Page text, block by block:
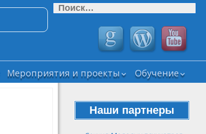
Найти:
Мероприятия и проекты
мероприятия СМУ
Текущие научные
проекты СМУ РОП
Обучение
РОП
Дайджесты
“Новости
психиатрии и
Наши партнеры